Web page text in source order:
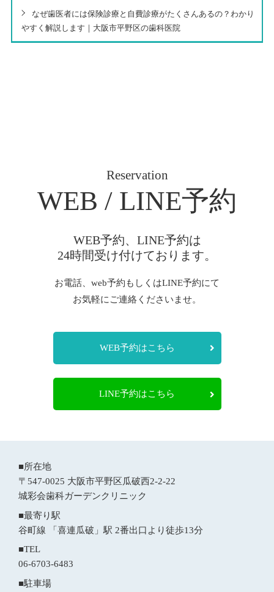
なぜ歯医者には保険診療と自費診療がたくさんあるの？わかり
やすく解説します｜大阪市平野区の歯科医院
Reservation
WEB / LINE予約
WEB予約、LINE予約は
24時間受け付けております。
お電話、web予約もしくはLINE予約にて
お気軽にご連絡くださいませ。
WEB予約はこちら
LINE予約はこちら
■所在地
〒547-0025 大阪市平野区瓜破西2-2-22
城彩会歯科ガーデンクリニック
■最寄り駅
谷町線 「喜連瓜破」駅 2番出口より徒歩13分
■TEL
06-6703-6483
■駐車場